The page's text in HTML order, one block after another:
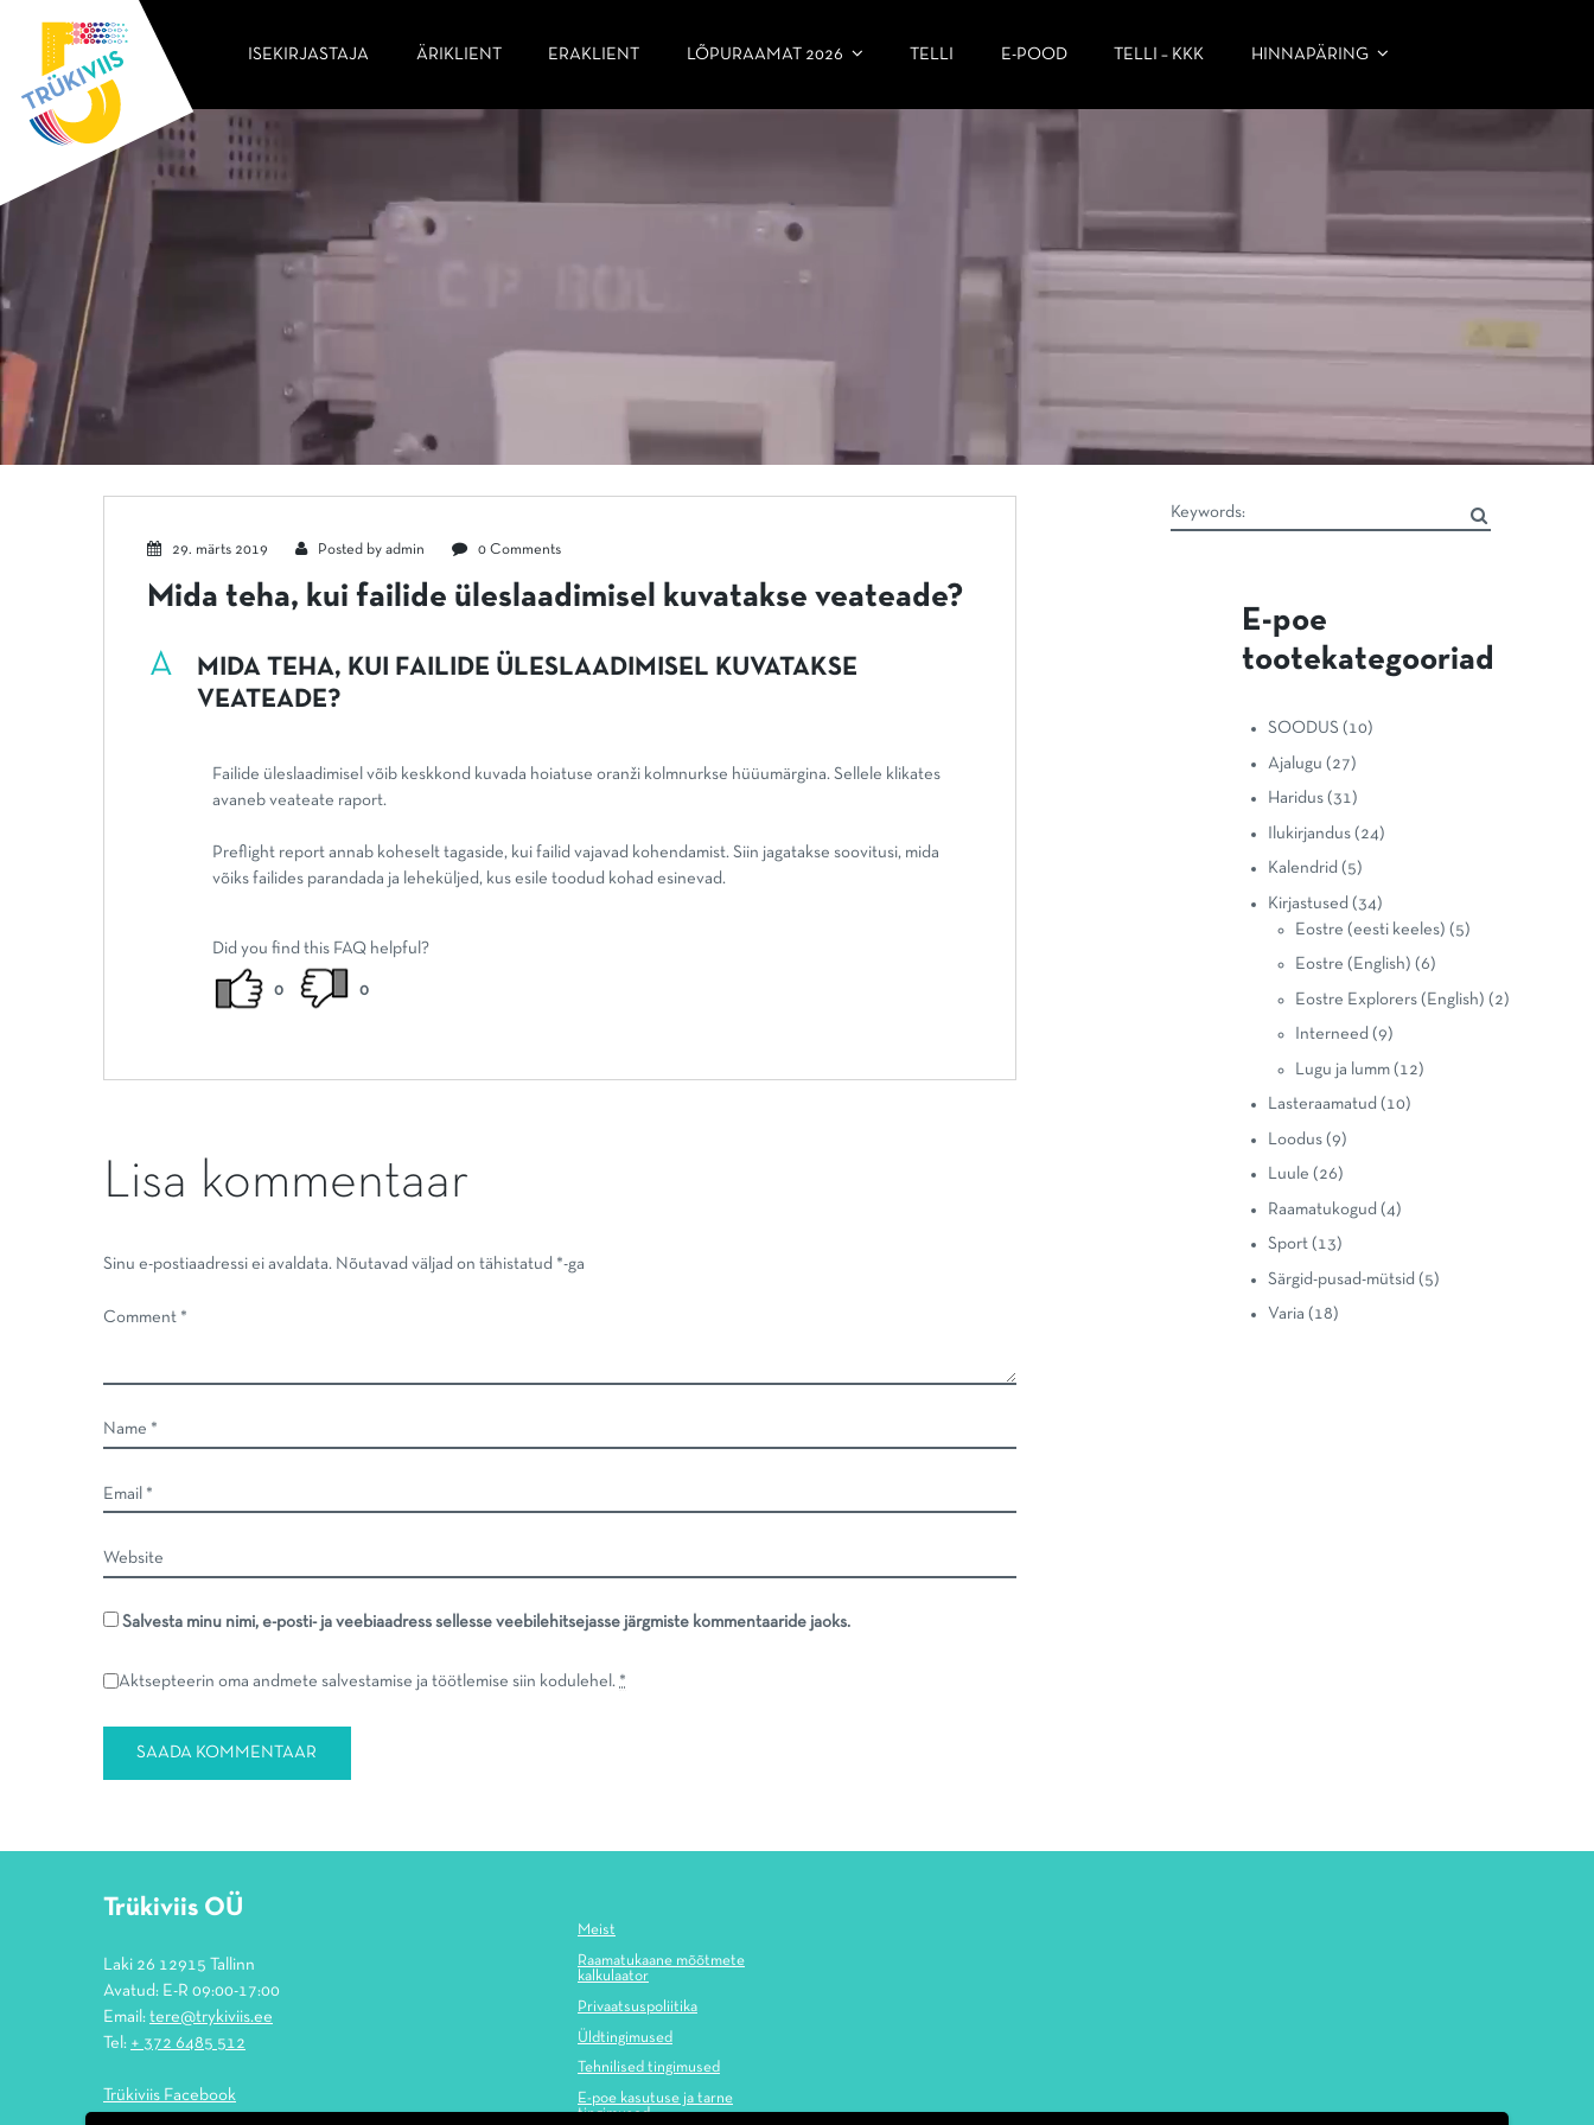
ISEKIRJASTAJA ÄRIKLIENT ERAKLIENT LÕPURAAMAT 2026 TELLI E-POOD TELLI – KKK HINNAPÄRING
29. märts 2019 Posted byadmin 0 Comments
Mida teha, kui failide üleslaadimisel kuvatakse veateade?
A
MIDA TEHA, KUI FAILIDE ÜLESLAADIMISEL KUVATAKSE
VEATEADE?
Failide üleslaadimisel võib keskkond kuvada hoiatuse oranži kolmnurkse hüüumärgina. Sellele klikates
avaneb veateate raport.
Preflight report annab koheselt tagaside, kui failid vajavad kohendamist. Siin jagatakse soovitusi, mida
võiks failides parandada ja leheküljed, kus esile toodud kohad esinevad.
Did you find this FAQ helpful?
0 0
Lisa kommentaar
Sinu e-postiaadressi ei avaldata. Nõutavad väljad on tähistatud *-ga
Salvesta minu nimi, e-posti- ja veebiaadress sellesse veebilehitsejasse järgmiste kommentaaride jaoks.
Aktsepteerin oma andmete salvestamise ja töötlemise siin kodulehel. *
E-poe
tootekategooriad
SOODUS (10)
Ajalugu (27)
Haridus (31)
Ilukirjandus (24)
Kalendrid (5)
Kirjastused (34)
Eostre (eesti keeles) (5)
Eostre (English) (6)
Eostre Explorers (English) (2)
Interneed (9)
Lugu ja lumm (12)
Lasteraamatud (10)
Loodus (9)
Luule (26)
Raamatukogud (4)
Sport (13)
Särgid-pusad-mütsid (5)
Varia (18)
Trükiviis OÜ
Laki 26 12915 Tallinn
Avatud: E-R 09:00-17:00
Email: tere@trykiviis.ee
Tel: + 372 6485 512
Trükiviis Facebook
Meist
Raamatukaane mõõtmete
kalkulaator
Privaatsuspoliitika
Üldtingimused
Tehnilised tingimused
E-poe kasutuse ja tarne
tingimused